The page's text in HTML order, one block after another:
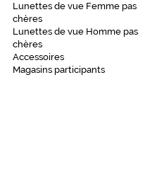
Lunettes de vue Femme pas
chères
Lunettes de vue Homme pas
chères
Accessoires
Magasins participants